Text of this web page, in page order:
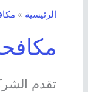
الرئيسية
تقدم